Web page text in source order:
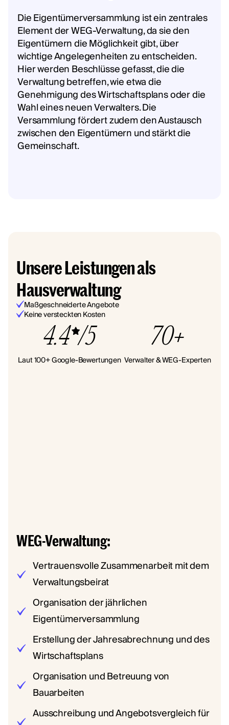
Die Eigentümerversammlung ist ein zentrales
Element der WEG-Verwaltung, da sie den
Eigentümern die Möglichkeit gibt, über
wichtige Angelegenheiten zu entscheiden.
Hier werden Beschlüsse gefasst, die die
Verwaltung betreffen, wie etwa die
Genehmigung des Wirtschaftsplans oder die
Wahl eines neuen Verwalters. Die
Versammlung fördert zudem den Austausch
zwischen den Eigentümern und stärkt die
Gemeinschaft.
Unsere Leistungen als
Hausverwaltung
Maßgeschneiderte Angebote
Keine versteckten Kosten
4.4 /5
Laut 100+ Google-Bewertungen
70+
Verwalter & WEG-Experten
WEG-Verwaltung:
Vertrauensvolle Zusammenarbeit mit dem
Verwaltungsbeirat
Organisation der jährlichen
Eigentümerversammlung
Erstellung der Jahresabrechnung und des
Wirtschaftsplans
Organisation und Betreuung von
Bauarbeiten
Ausschreibung und Angebotsvergleich für